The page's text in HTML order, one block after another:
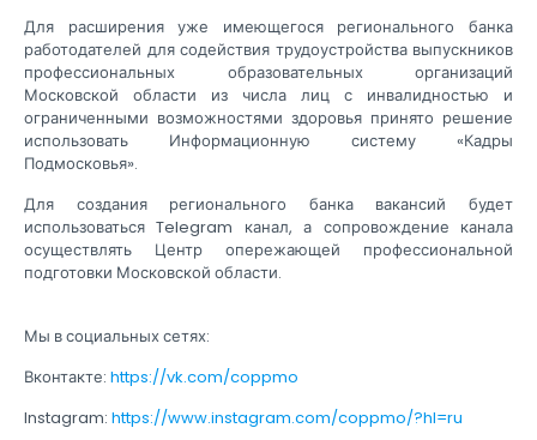
Для расширения уже имеющегося регионального банка
работодателей для содействия трудоустройства выпускников
профессиональных образовательных организаций
Московской области из числа лиц с инвалидностью и
ограниченными возможностями здоровья принято решение
использовать Информационную систему «Кадры
Подмосковья».
Для создания регионального банка вакансий будет
использоваться Telegram канал, а сопровождение канала
осуществлять Центр опережающей профессиональной
подготовки Московской области.
Мы в социальных сетях:
Вконтакте: https://vk.com/coppmo
Instagram: https://www.instagram.com/coppmo/?hl=ru